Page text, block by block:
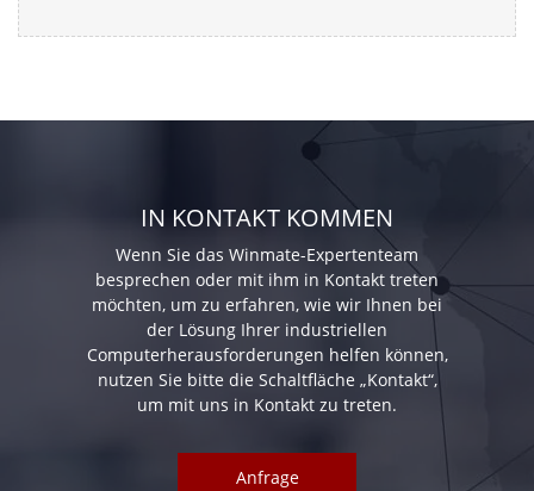
IN KONTAKT KOMMEN
Wenn Sie das Winmate-Expertenteam
besprechen oder mit ihm in Kontakt treten
möchten, um zu erfahren, wie wir Ihnen bei
der Lösung Ihrer industriellen
Computerherausforderungen helfen können,
nutzen Sie bitte die Schaltfläche „Kontakt“,
um mit uns in Kontakt zu treten.
Anfrage